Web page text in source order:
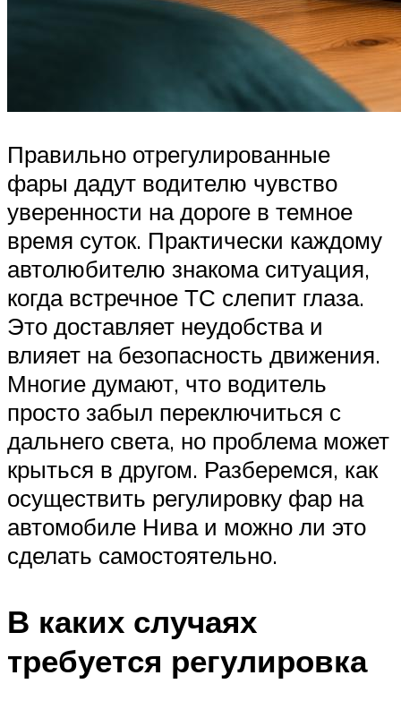
Правильно отрегулированные
фары дадут водителю чувство
уверенности на дороге в темное
время суток. Практически каждому
автолюбителю знакома ситуация,
когда встречное ТС слепит глаза.
Это доставляет неудобства и
влияет на безопасность движения.
Многие думают, что водитель
просто забыл переключиться с
дальнего света, но проблема может
крыться в другом. Разберемся, как
осуществить регулировку фар на
автомобиле Нива и можно ли это
сделать самостоятельно.
В каких случаях
требуется регулировка